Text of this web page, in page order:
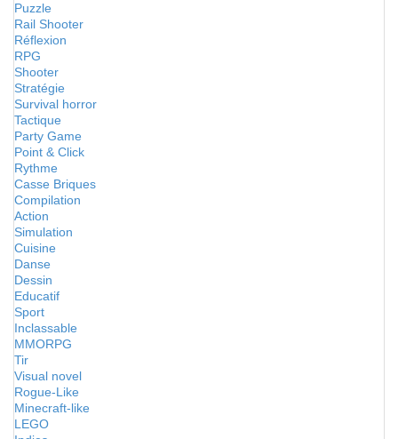
Puzzle
Rail Shooter
Réflexion
RPG
Shooter
Stratégie
Survival horror
Tactique
Party Game
Point & Click
Rythme
Casse Briques
Compilation
Action
Simulation
Cuisine
Danse
Dessin
Educatif
Sport
Inclassable
MMORPG
Tir
Visual novel
Rogue-Like
Minecraft-like
LEGO